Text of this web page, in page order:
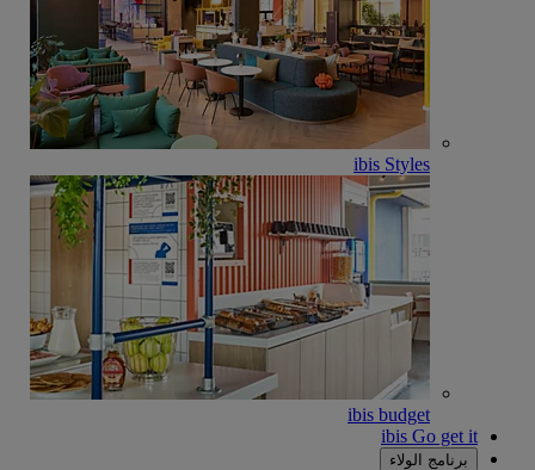
ibis Styles
ibis budget
ibis Go get it
برنامج الولاء